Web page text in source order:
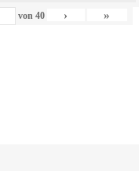
von 40 › »